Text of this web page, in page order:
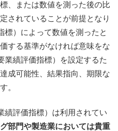
、または数値を測った後の比
されていることが前提となり
標）によって数値を測ったと
する基準がなければ意味をな
業績評価指標）を設定するた
成可能性、結果指向、期限な
。
績評価指標）は利用されてい
部門や製造業においては貴重